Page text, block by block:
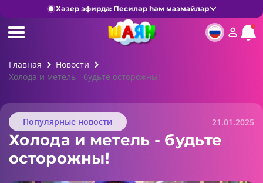
Хәзер эфирда: Песиләр һәм маэмайлар
Главная
Новости
Холода и метель - будьте осторожны!
Популярные новости 21.01.2025
Холода и метель - будьте
осторожны!